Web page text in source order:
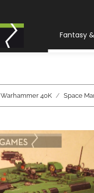
Fantasy
Warhammer 40K Space